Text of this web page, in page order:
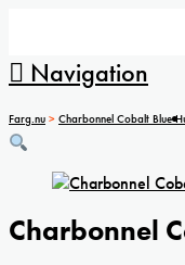
Navigation
Farg.nu > Charbonnel Cobalt Blue
Charbonnel